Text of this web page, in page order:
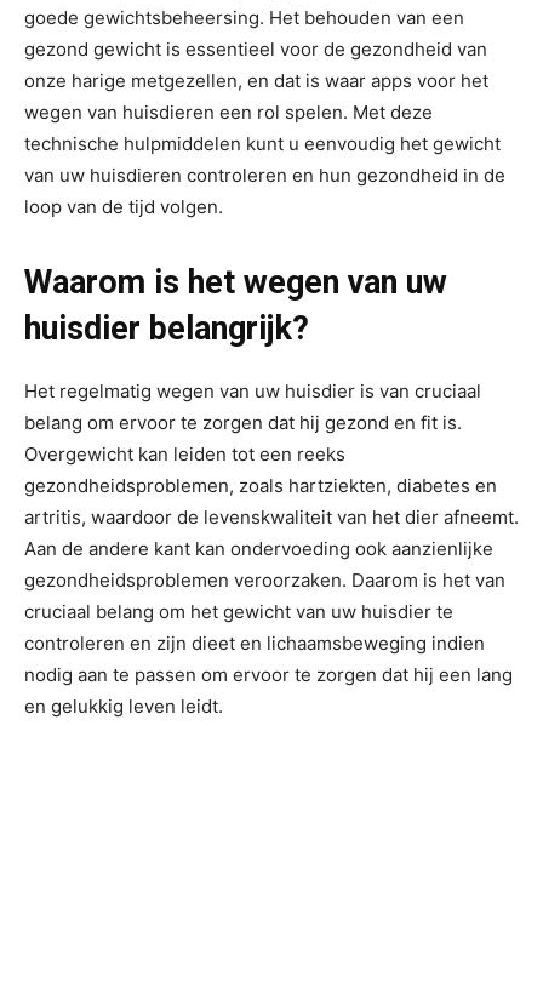
goede gewichtsbeheersing. Het behouden van een
gezond gewicht is essentieel voor de gezondheid van
onze harige metgezellen, en dat is waar apps voor het
wegen van huisdieren een rol spelen. Met deze
technische hulpmiddelen kunt u eenvoudig het gewicht
van uw huisdieren controleren en hun gezondheid in de
loop van de tijd volgen.
Waarom is het wegen van uw
huisdier belangrijk?
Het regelmatig wegen van uw huisdier is van cruciaal
belang om ervoor te zorgen dat hij gezond en fit is.
Overgewicht kan leiden tot een reeks
gezondheidsproblemen, zoals hartziekten, diabetes en
artritis, waardoor de levenskwaliteit van het dier afneemt.
Aan de andere kant kan ondervoeding ook aanzienlijke
gezondheidsproblemen veroorzaken. Daarom is het van
cruciaal belang om het gewicht van uw huisdier te
controleren en zijn dieet en lichaamsbeweging indien
nodig aan te passen om ervoor te zorgen dat hij een lang
en gelukkig leven leidt.